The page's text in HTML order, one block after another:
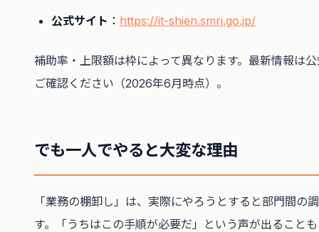
公式サイト ： https://it-shien.smrj.go.jp/
補助率・上限額は枠によって異なります。最新情報は
ご確認ください（2026年6月時点）。
でも一人でやると大変な理由
「業務の棚卸し」は、実際にやろうとすると部門間の
す。「うちはこの手順が必要だ」という声が出ること